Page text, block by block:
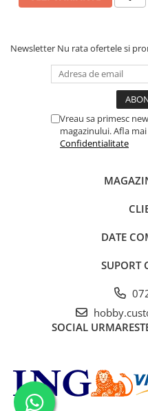
Newsletter Nu rata ofertele si
Vreau sa primesc
magazinului. Afla
Confidentialitate
DATE
SUPORT
SOCIAL